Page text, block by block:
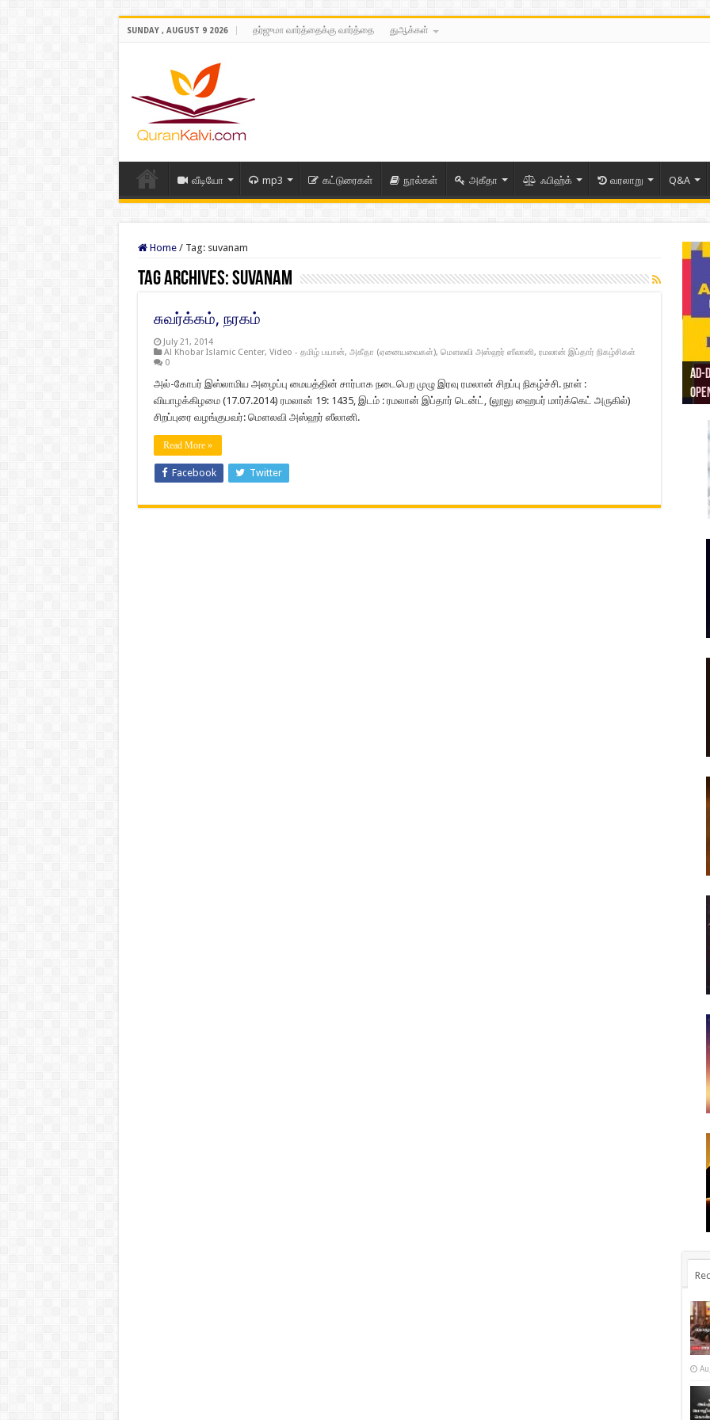
SUNDAY , AUGUST 9 2026 தர்ஜுமா வார்த்தைக்கு வார்த்தை துஆக்கள்
வீடியோ mp3 கட்டுரைகள் நூல்கள் அகீதா ஃபிஹ்க் வரலாறு Q&A
Home / Tag: suvanam
Tag Archives:suvanam
சுவர்க்கம், நரகம்
July 21, 2014
Al Khobar Islamic Center, Video - தமிழ் பயான், அகீதா (ஏனையவைகள்), மௌலவி அஸ்ஹர் ஸீலானி, ரமலான் இப்தார் நிகழ்சிகள்
0
அல்-கோபர் இஸ்லாமிய அழைப்பு மையத்தின் சார்பாக நடைபெற முழு இரவு ரமலான் சிறப்பு நிகழ்ச்சி. நாள் :
வியாழக்கிழமை (17.07.2014) ரமலான் 19: 1435, இடம் : ரமலான் இப்தார் டென்ட், (லூலு ஹைபர் மார்க்கெட் அருகில்)
சிறப்புரை வழங்குபவர்: மௌலவி அஸ்ஹர் ஸீலானி.
Read More »
Facebook Twitter
Ad-
Ad-
AD